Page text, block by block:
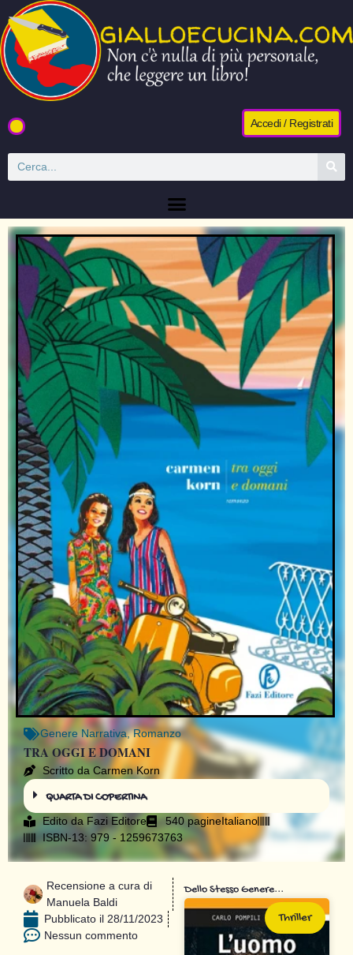
Accedi / Registrati
Genere Narrativa,Romanzo
TRA OGGI E DOMANI
Scritto da Carmen Korn
QUARTA DI COPERTINA
Edito da Fazi Editore 540 pagineItaliano
ISBN-13: 979 - 1259673763
Recensione a cura di
Manuela Baldi
Pubblicato il 28/11/2023
Nessun commento
Dello Stesso Genere...
Thriller